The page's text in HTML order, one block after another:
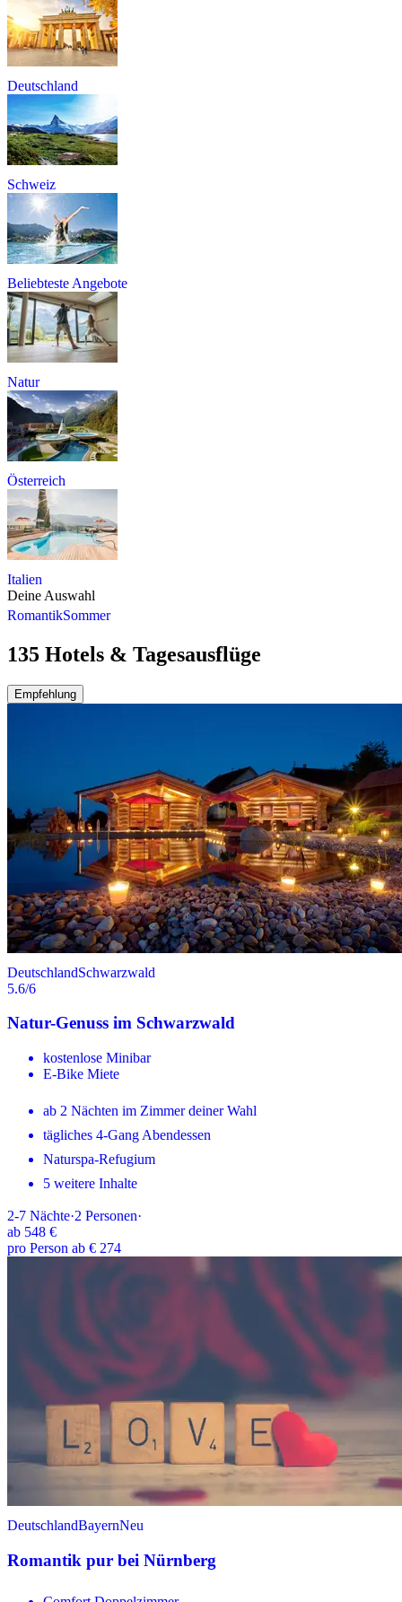
Deutschland
Schweiz
Beliebteste Angebote
Natur
Österreich
Italien
Deine Auswahl
RomantikSommer
135 Hotels & Tagesausflüge
Empfehlung
DeutschlandSchwarzwald
5.6/6
Natur-Genuss im Schwarzwald
kostenlose Minibar
E-Bike Miete
ab 2 Nächten im Zimmer deiner Wahl
tägliches 4-Gang Abendessen
Naturspa-Refugium
5 weitere Inhalte
2-7 Nächte·2 Personen·
ab 548 €
pro Person ab € 274
DeutschlandBayernNeu
Romantik pur bei Nürnberg